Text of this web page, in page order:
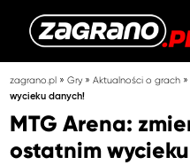
zagrano.pl »Gry»Aktualności o grach
wycieku danych!
MTG Arena:
ostatnim